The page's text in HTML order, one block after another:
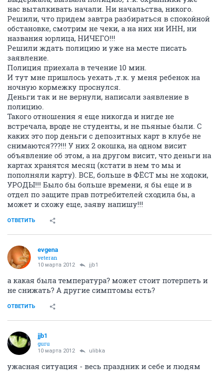
нас выталкивать начали. Ни начальства, никого.
Решили, что придем завтра разбираться в спокойной
обстановке, смотрим не чеки, а на них ни ИНН, ни
названия юрлица, НИЧЕГО!!!
Решили ждать полицию и уже на месте писать
заявление.
Полиция приехала в течение 10 мин.
И тут мне пришлось уехать ,т.к. у меня ребенок на
ночную кормежку проснулся.
Деньги так и не вернули, написали заявление в
полицию.
Такого отношения я еще никогда и нигде не
встречала, вроде не студенты, и не пьяные были. С
каких это пор деньги с депозитных карт в клубе не
снимаются???!!! У них 2 окошка, на одном висит
объявление об этом, а на другом висит, что деньги на
картах хранятся месяц (кстати в нем то мы и
пополняли карту). ВСЕ, больше в ФЁСТ мы не ходоки,
УРОДЫ!!! Было бы больше времени, я бы еще и в
отдел по защите прав потребителей сходила бы, а
может и схожу еще, заяву напишу!!!
ОТВЕТИТЬ
evgena
veteran
10 марта 2012 jjb1
а какая была температура? может стоит потерпеть и
не снижать? А другие симптомы есть?
ОТВЕТИТЬ
jjb1
guru
10 марта 2012 ulibka
ужасная ситуация - весь праздник и себе и людям